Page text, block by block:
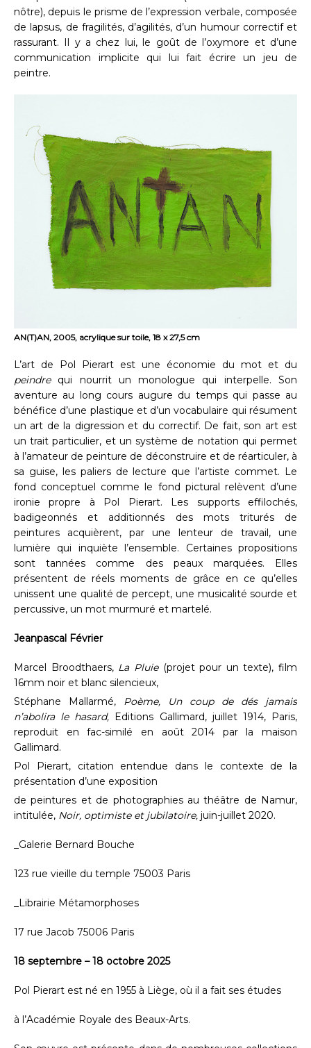
nôtre), depuis le prisme de l’expression verbale, composée
de lapsus, de fragilités, d’agilités, d’un humour correctif et
rassurant. Il y a chez lui, le goût de l’oxymore et d’une
communication implicite qui lui fait écrire un jeu de
peintre.
AN(T)AN, 2005, acrylique sur toile, 18 x 27,5 cm
L’art de Pol Pierart est une économie du mot et du
peindrequi nourrit un monologue qui interpelle. Son
aventure au long cours augure du temps qui passe au
bénéfice d’une plastique et d’un vocabulaire qui résument
un art de la digression et du correctif. De fait, son art est
un trait particulier, et un système de notation qui permet
à l’amateur de peinture de déconstruire et de réarticuler, à
sa guise, les paliers de lecture que l’artiste commet. Le
fond conceptuel comme le fond pictural relèvent d’une
ironie propre à Pol Pierart. Les supports effilochés,
badigeonnés et additionnés des mots triturés de
peintures acquièrent, par une lenteur de travail, une
lumière qui inquiète l’ensemble. Certaines propositions
sont tannées comme des peaux marquées. Elles
présentent de réels moments de grâce en ce qu’elles
unissent une qualité de percept, une musicalité sourde et
percussive, un mot murmuré et martelé.
Jeanpascal Février
Marcel Broodthaers, La Pluie(projet pour un texte), film
16mm noir et blanc silencieux,
Stéphane Mallarmé, Poème, Un coup de dés jamais
n’abolira le hasard, Editions Gallimard, juillet 1914, Paris,
reproduit en fac-similé en août 2014 par la maison
Gallimard.
Pol Pierart, citation entendue dans le contexte de la
présentation d’une exposition
de peintures et de photographies au théâtre de Namur,
intitulée, Noir, optimiste et jubilatoire, juin-juillet 2020.
_Galerie Bernard Bouche
123 rue vieille du temple 75003 Paris
_Librairie Métamorphoses
17 rue Jacob 75006 Paris
18 septembre – 18 octobre 2025
Pol Pierart est né en 1955 à Liège, où il a fait ses études
à l’Académie Royale des Beaux-Arts.